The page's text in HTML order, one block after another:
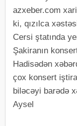
azxeber.com
ki, qızılca
Cersi ştatında
Şakiranın
Hadisədən
çox konsert
biləcəyi barədə
Aysel